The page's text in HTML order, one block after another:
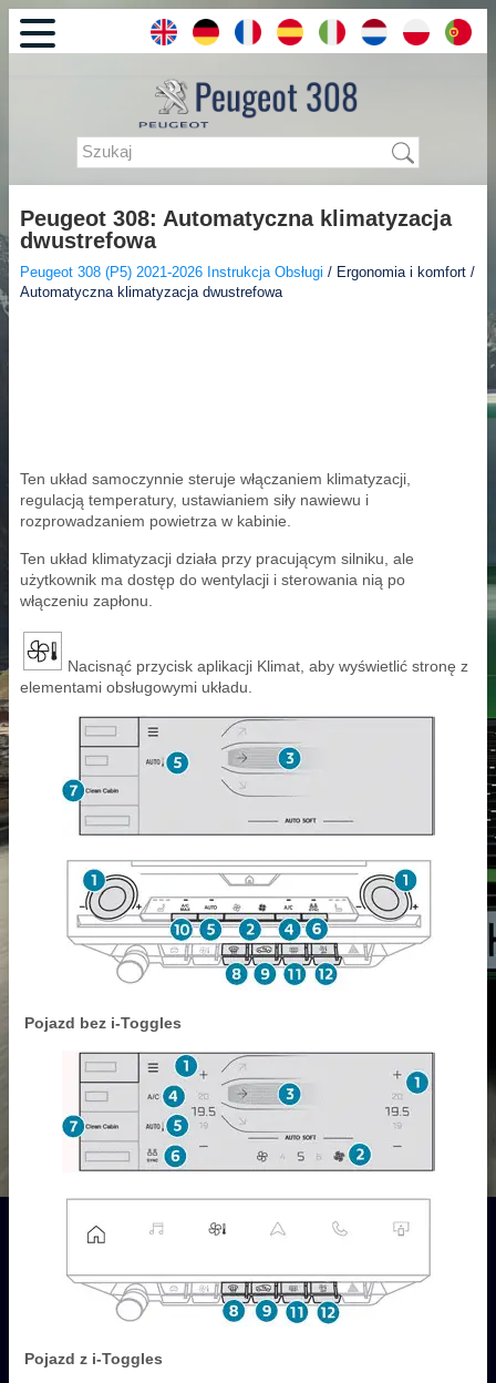
Peugeot 308: Automatyczna klimatyzacja
dwustrefowa
Peugeot 308 (P5) 2021-2026 Instrukcja Obsługi / Ergonomia i komfort /
Automatyczna klimatyzacja dwustrefowa
Ten układ samoczynnie steruje włączaniem klimatyzacji,
regulacją temperatury, ustawianiem siły nawiewu i
rozprowadzaniem powietrza w kabinie.
Ten układ klimatyzacji działa przy pracującym silniku, ale
użytkownik ma dostęp do wentylacji i sterowania nią po
włączeniu zapłonu.
Nacisnąć przycisk aplikacji Klimat, aby wyświetlić stronę z
elementami obsługowymi układu.
Pojazd bez i-Toggles
Pojazd z i-Toggles